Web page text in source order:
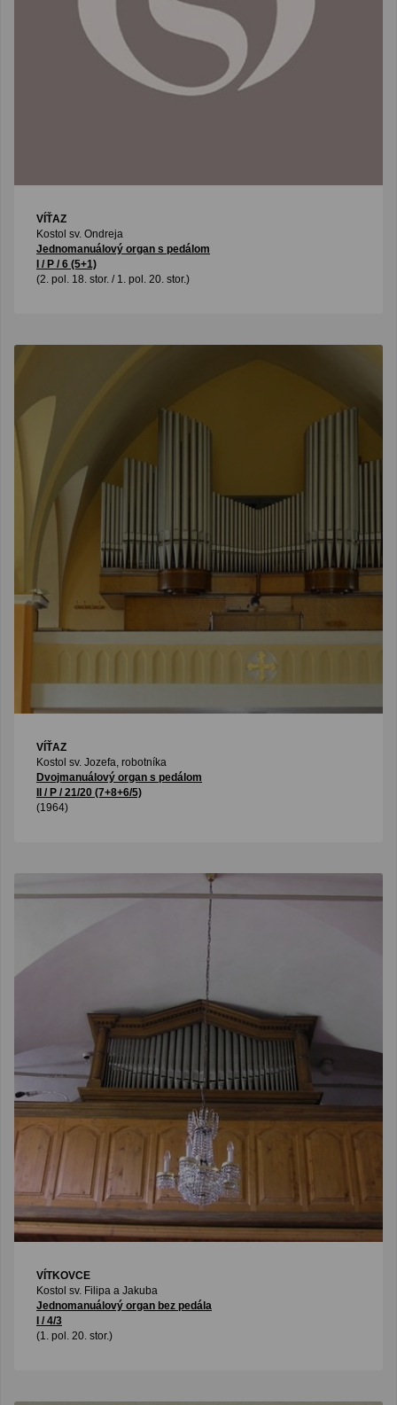
VÍŤAZ
Kostol sv. Ondreja
Jednomanuálový organ s pedálom
I / P / 6 (5+1)
(2. pol. 18. stor. / 1. pol. 20. stor.)
VÍŤAZ
Kostol sv. Jozefa, robotníka
Dvojmanuálový organ s pedálom
II / P / 21/20 (7+8+6/5)
(1964)
VÍTKOVCE
Kostol sv. Filipa a Jakuba
Jednomanuálový organ bez pedála
I / 4/3
(1. pol. 20. stor.)